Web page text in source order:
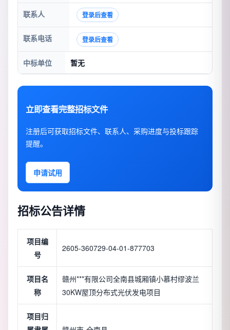
联系人 登录后查看
联系电话 登录后查看
中标单位 暂无
立即查看完整招标文件
注册后可获取招标文件、联系人、采购进度与投标跟踪
提醒。
申请试用
招标公告详情
项目编
号
2605-360729-04-01-877703
项目名
称
赣州***有限公司全南县城厢镇小慕村缪波兰
30KW屋顶分布式光伏发电项目
项目归